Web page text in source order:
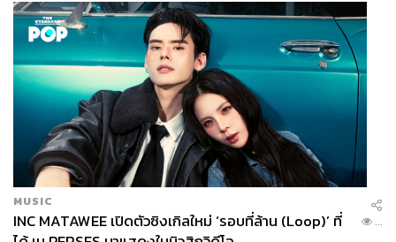
MUSIC
INC MATAWEE เปิดตัวซิงเกิลใหม่ ‘รอบที่ล้าน (Loop)’ ที่
...